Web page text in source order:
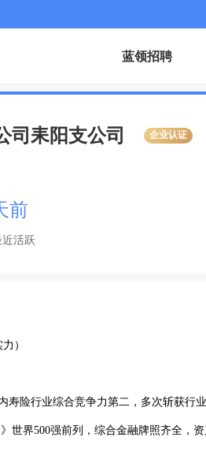
蓝领招聘
司耒阳支公司 企业认证
前
活跃
）
寿险行业综合竞争力第二，多次斩获行
世界500强前列，综合金融牌照齐全，